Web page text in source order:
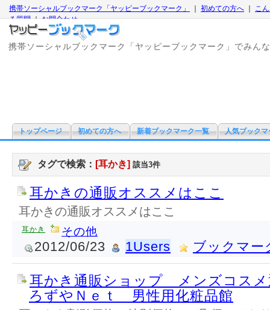
携帯ソーシャルブックマーク「ヤッピーブックマーク」 初めての方へ
こ
る質問｜お問合わせ
携帯ソーシャルブックマーク「ヤッピーブックマーク」でみん
トップページ 初めての方へ 新着ブックマーク一覧 人気ブックマ
タグで検索： [耳かき] 該当3件
耳かきの通販オススメはここ
耳かきの通販オススメはここ
耳かき その他
2012/06/23 1Users ブックマー
耳かき通販ショップ メンズコス
ろずやＮｅｔ 男性用化粧品館